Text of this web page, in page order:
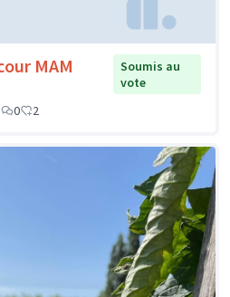
MAM
Soumis au
vote
0 2